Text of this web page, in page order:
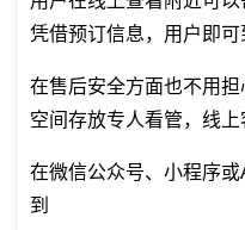
凭借预订信息，用户即可
在售后安全方面也不用
空间存放专人看管，线上
在微信公众号、小程序或
到